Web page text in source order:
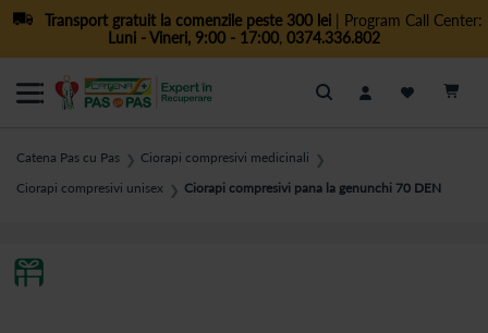
Transport gratuit la comenzile peste 300 lei| Program Call Center:
Luni - Vineri, 9:00 - 17:00, 0374.336.802
Cautare
Catena Pas cu Pas ❯ Ciorapi compresivi medicinali ❯
Ciorapi compresivi unisex ❯ Ciorapi compresivi pana la genunchi 70 DEN